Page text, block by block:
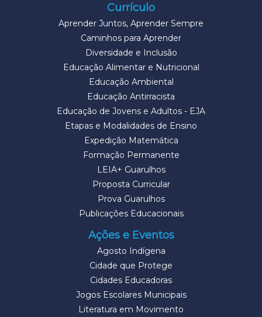
Currículo
Aprender Juntos, Aprender Sempre
Caminhos para Aprender
Diversidade e Inclusão
Educação Alimentar e Nutricional
Educação Ambiental
Educação Antirracista
Educação de Jovens e Adultos - EJA
Etapas e Modalidades de Ensino
Expedição Matemática
Formação Permanente
LEIA+ Guarulhos
Proposta Curricular
Prova Guarulhos
Publicações Educacionais
Ações e Eventos
Agosto Indígena
Cidade que Protege
Cidades Educadoras
Jogos Escolares Municipais
Literatura em Movimento